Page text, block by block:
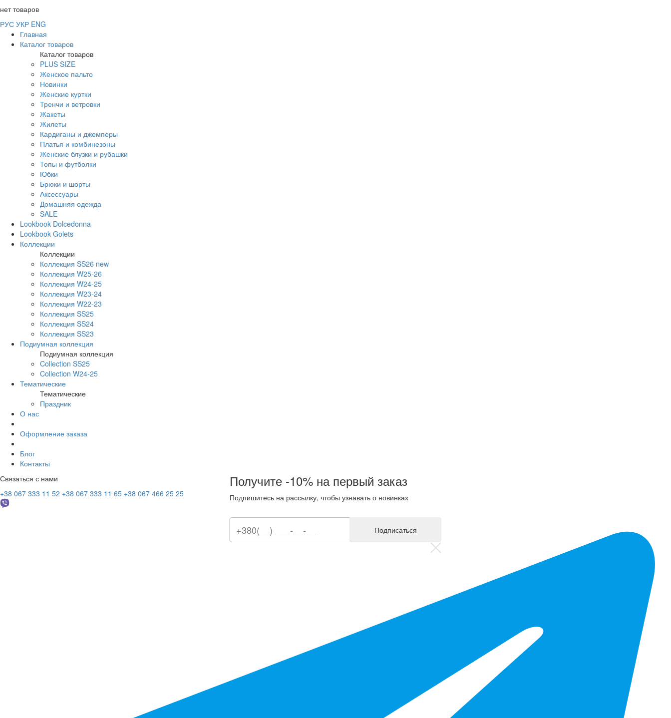
нет товаров
РУС УКР ENG
Главная
Каталог товаров
Каталог товаров
PLUS SIZE
Женское пальто
Новинки
Женские куртки
Тренчи и ветровки
Жакеты
Жилеты
Кардиганы и джемперы
Платья и комбинезоны
Женские блузки и рубашки
Топы и футболки
Юбки
Брюки и шорты
Аксессуары
Домашняя одежда
SALE
Lookbook Dolcedonna
Lookbook Golets
Коллекции
Коллекции
Коллекция SS26 new
Коллекция W25-26
Коллекция W24-25
Коллекция W23-24
Коллекция W22-23
Коллекция SS25
Коллекция SS24
Коллекция SS23
Подиумная коллекция
Подиумная коллекция
Collection SS25
Collection W24-25
Тематические
Тематические
Праздник
О нас
Оформление заказа
Блог
Контакты
Связаться с нами
+38 067 333 11 52 +38 067 333 11 65 +38 067 466 25 25
Получите -10% на первый заказ
Подпишитесь на рассылку, чтобы узнавать о новинках
Подписаться